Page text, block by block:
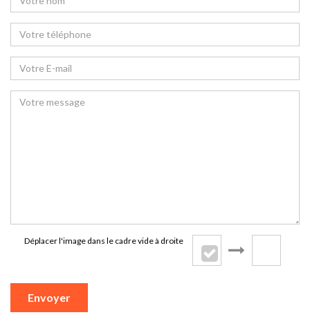
Déplacer l'image dans le cadre vide à droite
Envoyer